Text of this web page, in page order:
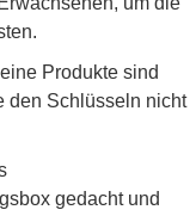
Produkte sind
den Schlüsseln nicht
gedacht und